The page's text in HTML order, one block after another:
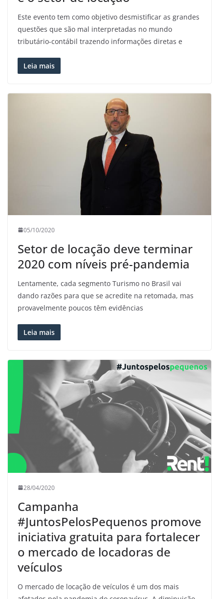
Este evento tem como objetivo desmistificar as grandes
questões que são mal interpretadas no mundo
tributário-contábil trazendo informações diretas e
Leia mais
05/10/2020
Setor de locação deve terminar
2020 com níveis pré-pandemia
Lentamente, cada segmento Turismo no Brasil vai
dando razões para que se acredite na retomada, mas
provavelmente poucos têm evidências
Leia mais
28/04/2020
Campanha
#JuntosPelosPequenos promove
iniciativa gratuita para fortalecer
o mercado de locadoras de
veículos
O mercado de locação de veículos é um dos mais